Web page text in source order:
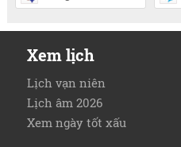
Xem lịch
Lịch vạn niên
Lịch âm 2026
Xem ngày tốt xấu